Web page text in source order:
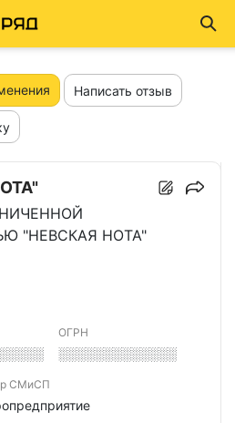
Написать отзыв
"НЕВСКАЯ НОТА"
ОГРН
░░░░░░░░░░░░░
СМиСП